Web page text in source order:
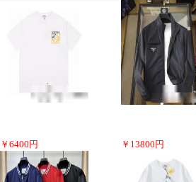
￥ 6400 円 ￥ 13800 円